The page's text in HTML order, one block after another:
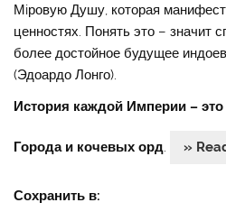
Мiровую Душу, которая
ценностях. Понять это – значит
более достойное будущее
(Эдоардо Лонго).
История каждой Империи –
Города и кочевых орд. »
Сохранить в: